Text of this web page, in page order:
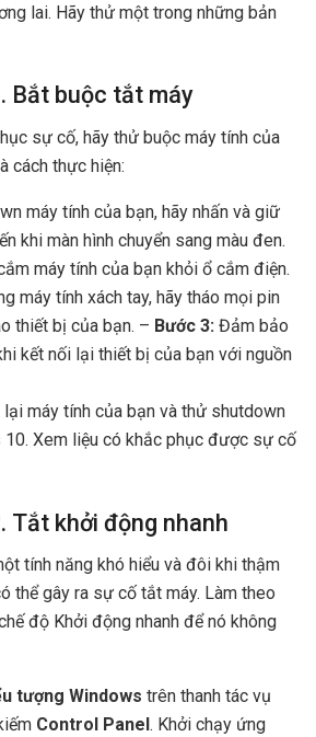
lai. Hãy thử một trong những bản
Bắt buộc tắt máy
sự cố, hãy thử buộc máy tính của
cách thực hiện:
máy tính của bạn, hãy nhấn và giữ
khi màn hình chuyển sang màu đen.
máy tính của bạn khỏi ổ cắm điện.
máy tính xách tay, hãy tháo mọi pin
thiết bị của bạn. – Bước 3: Đảm bảo
kết nối lại thiết bị của bạn với nguồn
máy tính của bạn và thử shutdown
Xem liệu có khắc phục được sự cố
Tắt khởi động nhanh
tính năng khó hiểu và đôi khi thậm
thể gây ra sự cố tắt máy. Làm theo
độ Khởi động nhanh để nó không
tượng Windows trên thanh tác vụ
Control Panel . Khởi chạy ứng